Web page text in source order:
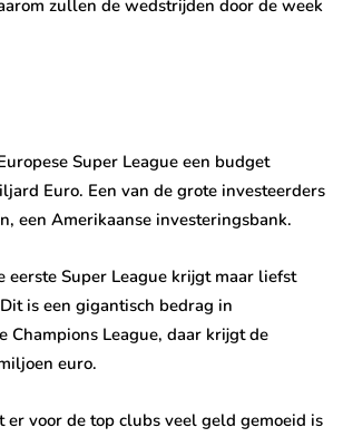
zullen de wedstrijden door de week
Super League een budget
Euro. Een van de grote investeerders
een Amerikaanse investeringsbank.
eerste Super League krijgt maar liefst
is een gigantisch bedrag in
Champions League, daar krijgt de
euro.
er voor de top clubs veel geld gemoeid is